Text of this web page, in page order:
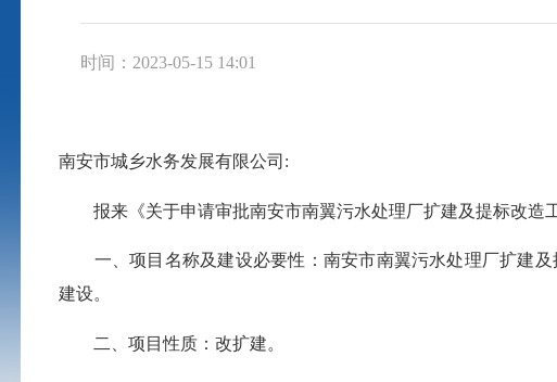
时间：2023-05-15 14:01
南安市城乡水务发展有限公司:
报来《关于申请审批南安市南翼污水处理厂扩建及提标改造
一、项目名称及建设必要性：南安市南翼污水处理厂扩建及
建设。
二、项目性质：改扩建。